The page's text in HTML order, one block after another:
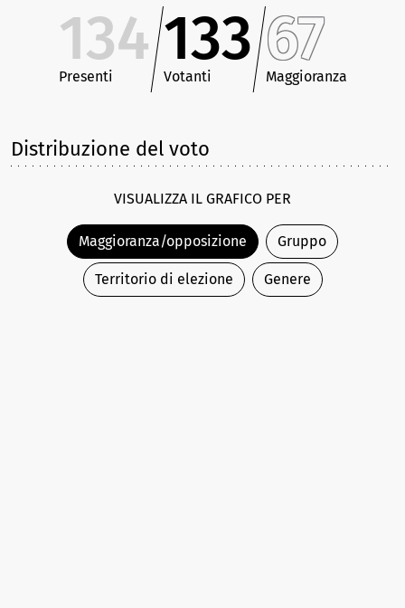
134
Presenti
133
Votanti
67
Maggioranza
Distribuzione del voto
VISUALIZZA IL GRAFICO PER
Maggioranza/opposizione Gruppo
Territorio di elezione Genere